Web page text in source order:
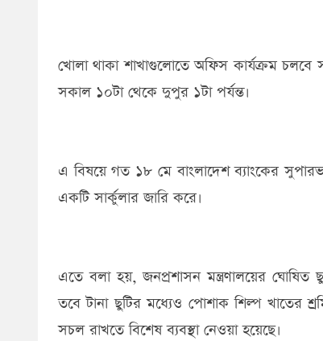
খোলা থাকা শাখাগুলোতে অফিস কার্যক্রম চলবে
সকাল ১০টা থেকে দুপুর ১টা পর্যন্ত।
এ বিষয়ে গত ১৮ মে বাংলাদেশ ব্যাংকের
একটি সার্কুলার জারি করে।
এতে বলা হয়, জনপ্রশাসন মন্ত্রণালয়ের ঘোষিত
তবে টানা ছুটির মধ্যেও পোশাক শিল্প খাতের
সচল রাখতে বিশেষ ব্যবস্থা নেওয়া হয়েছে।